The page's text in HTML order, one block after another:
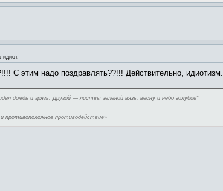
идиот.
С этим надо поздравлять??!!! Действительно, идиотизм.
дождь и грязь. Другой — листвы зелёной вязь, весну и небо голубое"
противоположное противодействие»